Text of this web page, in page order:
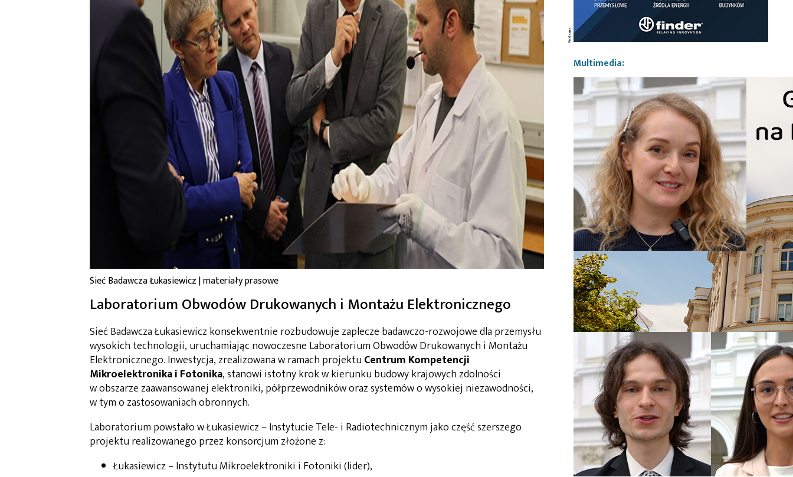
Sieć Badawcza Łukasiewicz | materiały prasowe
Laboratorium Obwodów Drukowanych i Montażu Elektronicznego
Sieć Badawcza Łukasiewicz konsekwentnie rozbudowuje zaplecze badawczo-rozwojowe dla przemysłu
wysokich technologii, uruchamiając nowoczesne Laboratorium Obwodów Drukowanych i Montażu
Elektronicznego. Inwestycja, zrealizowana w ramach projektu Centrum Kompetencji
Mikroelektronika i Fotonika, stanowi istotny krok w kierunku budowy krajowych zdolności
w obszarze zaawansowanej elektroniki, półprzewodników oraz systemów o wysokiej niezawodności,
w tym o zastosowaniach obronnych.
Laboratorium powstało w Łukasiewicz – Instytucie Tele- i Radiotechnicznym jako część szerszego
projektu realizowanego przez konsorcjum złożone z:
Łukasiewicz – Instytutu Mikroelektroniki i Fotoniki (lider),
Multimedia: